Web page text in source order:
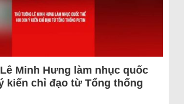
Minh Hưng làm nhục quốc
kiến chỉ đạo từ Tổng thống